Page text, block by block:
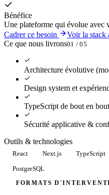
Bénéfice
Une plateforme qui évolue avec
Cadrer ce besoin
Voir la stack
Ce que nous livrons01 / 05
Architecture évolutive
Design system et
TypeScript de bout en
Sécurité applicative &
Outils & technologies
React Next.js TypeScript
PostgreSQL
FORMATS